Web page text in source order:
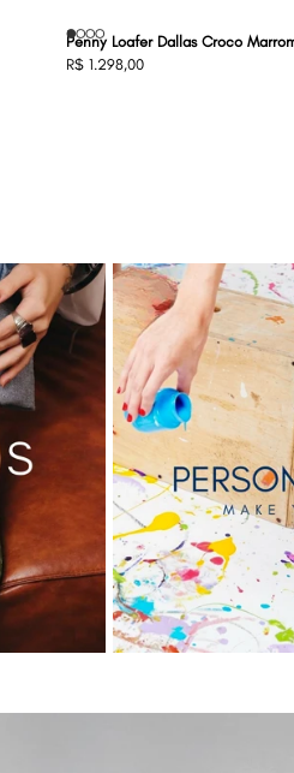
Penny Loafer Dallas Croco
R$ 1.298,00